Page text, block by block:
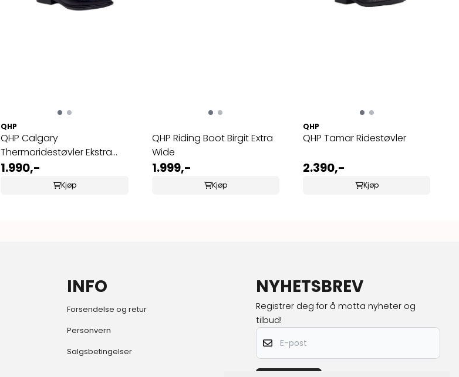
QHP
QHP Calgary
Thermoridestøvler Ekstra
Vidde
1.990,-
Kjøp
QHP Riding Boot Birgit Extra
Wide
1.999,-
Kjøp
QHP
QHP Tamar Ridestøvler
2.390,-
Kjøp
INFO
Forsendelse og retur
Personvern
Salgsbetingelser
NYHETSBREV
Registrer deg for å motta nyheter og
tilbud!
E-post